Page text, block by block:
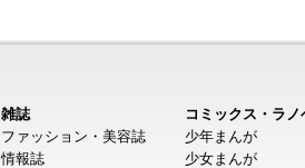
雑誌
ファッション・美容誌
情報誌
コミックス・ラノ
少年まんが
少女まんが